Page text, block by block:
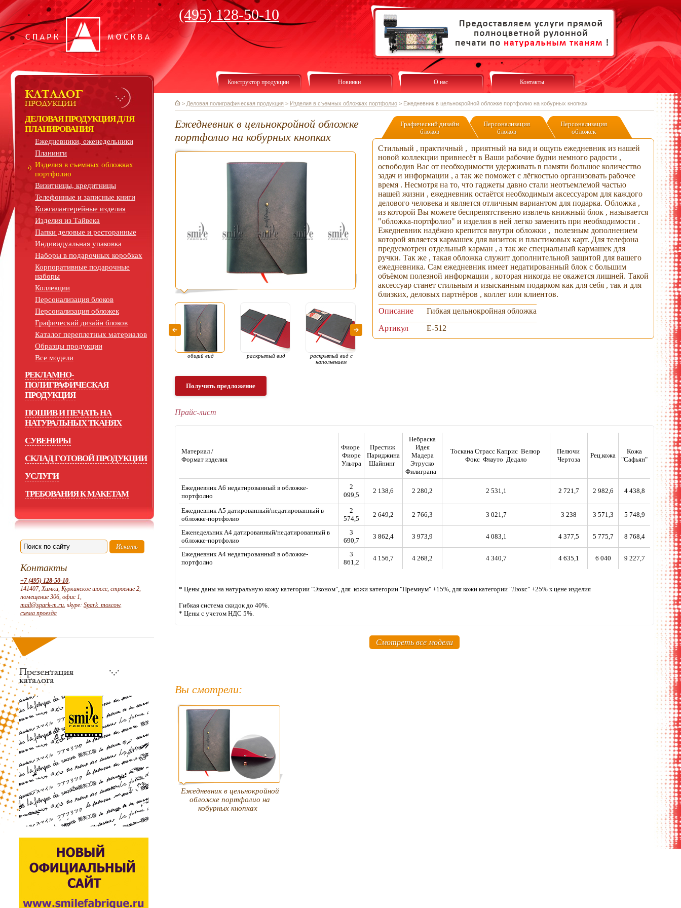
(495) 128-50-10
ДЕЛОВАЯ ПРОДУКЦИЯ ДЛЯ
ПЛАНИРОВАНИЯ
Ежедневники, еженедельники
Планинги
Изделия в съемных обложках
портфолио
Визитницы, кредитницы
Телефонные и записные книги
Кожгалантерейные изделия
Изделия из Тайвека
Папки деловые и ресторанные
Индивидуальная упаковка
Наборы в подарочных коробках
Корпоративные подарочные
наборы
Коллекции
Персонализация блоков
Персонализация обложек
Графический дизайн блоков
Каталог переплетных материалов
Образцы продукции
Все модели
РЕКЛАМНО-
ПОЛИГРАФИЧЕСКАЯ
ПРОДУКЦИЯ
ПОШИВ И ПЕЧАТЬ НА
НАТУРАЛЬНЫХ ТКАНЯХ
СУВЕНИРЫ
СКЛАД ГОТОВОЙ ПРОДУКЦИИ
УСЛУГИ
ТРЕБОВАНИЯ К МАКЕТАМ
Контакты
+7 (495) 128-50-10,
141407, Химки, Куркинское шоссе, строение 2,
помещение 306, офис 1,
mail@spark-m.ru, skype: Spark_moscow,
схема проезда
Конструктор продукции Новинки О нас Контакты
> Деловая полиграфическая продукция > Изделия в съемных обложках портфолио > Ежедневник в цельнокройной обложке портфолио на кобурных кнопках
Ежедневник в цельнокройной обложке
портфолио на кобурных кнопках
общий вид раскрытый вид
раскрытый вид с
наполнением
цветные форзацы
Получить предложение
Графический дизайн
блоков
Персонализация
блоков
Персонализация
обложек
Стильный , практичный , приятный на вид и ощупь ежедневник из нашей
новой коллекции привнесёт в Ваши рабочие будни немного радости ,
освободив Вас от необходимости удерживать в памяти большое количество
задач и информации , а так же поможет с лёгкостью организовать рабочее
время . Несмотря на то, что гаджеты давно стали неотъемлемой частью
нашей жизни , ежедневник остаётся необходимым аксессуаром для каждого
делового человека и является отличным вариантом для подарка. Обложка ,
из которой Вы можете беспрепятственно извлечь книжный блок , называется
"обложка-портфолио" и изделия в ней легко заменить при необходимости .
Ежедневник надёжно крепится внутри обложки , полезным дополнением
которой является кармашек для визиток и пластиковых карт. Для телефона
предусмотрен отдельный карман , а так же специальный кармашек для
ручки. Так же , такая обложка служит дополнительной защитой для вашего
ежедневника. Сам ежедневник имеет недатированный блок с большим
объёмом полезной информации , которая никогда не окажется лишней. Такой
аксессуар станет стильным и изысканным подарком как для себя , так и для
близких, деловых партнёров , коллег или клиентов.
Описание
Гибкая цельнокройная обложка
Артикул
Е-512
Прайс-лист
Материал /
Формат изделия
Фиоре
Фиоре
Ультра
Престиж
Париджина
Шайнинг
Небраска
Идея
Мадера
Этруско
Филиграна
Тоскана Страсс Каприс Велюр
Фокс Флауто Дедало
Пелючи
Чертоза
Рец.кожа
Кожа
"Сафьян"
Ежедневник А6 недатированный в обложке-
портфолио
2
099,5
2 138,6 2 280,2 2 531,1 2 721,7 2 982,6 4 438,8
Ежедневник А5 датированный/недатированный в
обложке-портфолио
2
574,5
2 649,2 2 766,3 3 021,7 3 238 3 571,3 5 748,9
Еженедельник А4 датированный/недатированный в
обложке-портфолио
3
690,7
3 862,4 3 973,9 4 083,1 4 377,5 5 775,7 8 768,4
Ежедневник А4 недатированный в обложке-
портфолио
3
861,2
4 156,7 4 268,2 4 340,7 4 635,1 6 040 9 227,7
* Цены даны на натуральную кожу категории "Эконом", для кожи категории "Премиум" +15%, для кожи категории "Люкс" +25% к цене изделия
Гибкая система скидок до 40%.
* Цены с учетом НДС 5%.
Смотреть все модели
Вы смотрели:
Ежедневник в цельнокройной
обложке портфолио на
кобурных кнопках